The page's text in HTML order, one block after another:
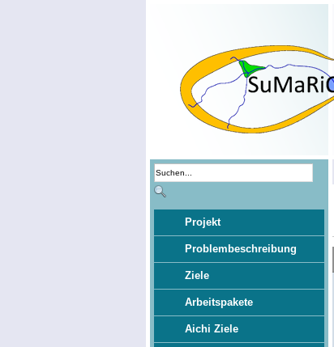
Projekt
Problembeschreibung
Ziele
Arbeitspakete
Aichi Ziele